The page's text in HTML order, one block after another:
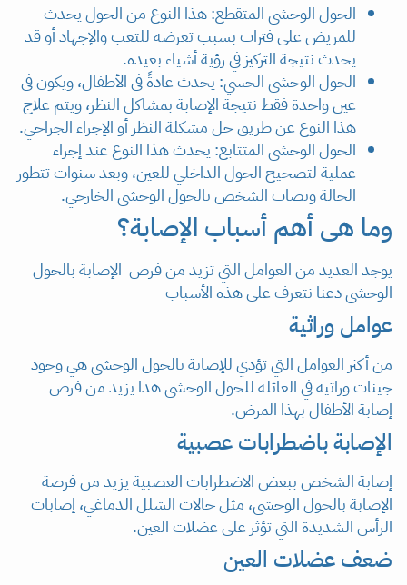
الحول الوحشى المتقطع: هذا النوع من الحول يحدث
للمريض على فترات بسبب تعرضه للتعب والإجهاد أو قد
يحدث نتيجة التركيز في رؤية أشياء بعيدة.
الحول الوحشى الحسي: يحدث عادةً في الأطفال، ويكون في
عين واحدة فقط نتيجة الإصابة بمشاكل النظر، ويتم علاج
هذا النوع عن طريق حل مشكلة النظر أو الإجراء الجراحي.
الحول الوحشى المتتابع: يحدث هذا النوع عند إجراء
عملية لتصحيح الحول الداخلي للعين، وبعد سنوات تتطور
الحالة ويصاب الشخص بالحول الوحشى الخارجي.
وما هى أهم أسباب الإصابة؟
يوجد العديد من العوامل التي تزيد من فرص الإصابة بالحول
الوحشى دعنا نتعرف على هذه الأسباب
عوامل وراثية
من أكثر العوامل التي تؤدي للإصابة بالحول الوحشى هي وجود
جينات وراثية في العائلة للحول الوحشى هذا يزيد من فرص
إصابة الأطفال بهذا المرض.
الإصابة باضطرابات عصبية
إصابة الشخص ببعض الاضطرابات العصبية يزيد من فرصة
الإصابة بالحول الوحشى، مثل حالات الشلل الدماغي، إصابات
الرأس الشديدة التي تؤثر على عضلات العين.
ضعف عضلات العين